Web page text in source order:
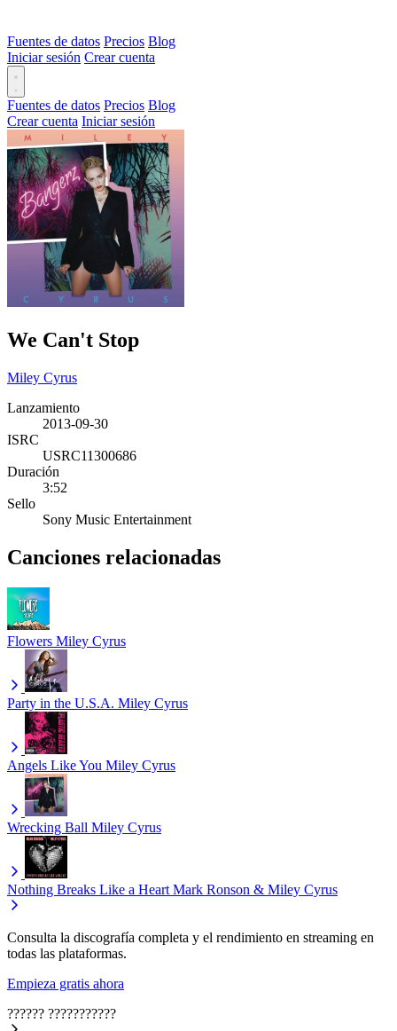
Fuentes de datos Precios Blog
Iniciar sesión Crear cuenta
Fuentes de datos Precios Blog
Crear cuenta Iniciar sesión
We Can't Stop
Miley Cyrus
Lanzamiento
2013-09-30
ISRC
USRC11300686
Duración
3:52
Sello
Sony Music Entertainment
Canciones relacionadas
Flowers Miley Cyrus
Party in the U.S.A. Miley Cyrus
Angels Like You Miley Cyrus
Wrecking Ball Miley Cyrus
Nothing Breaks Like a Heart Mark Ronson & Miley Cyrus
Consulta la discografía completa y el rendimiento en streaming en
todas las plataformas.
Empieza gratis ahora
?????? ???????????